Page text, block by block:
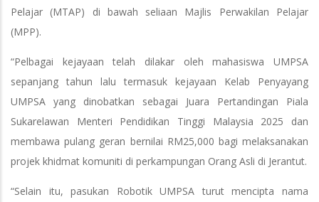
Pelajar (MTAP) di bawah seliaan Majlis Perwakilan Pelajar
(MPP).
“Pelbagai kejayaan telah dilakar oleh mahasiswa UMPSA
sepanjang tahun lalu termasuk kejayaan Kelab Penyayang
UMPSA yang dinobatkan sebagai Juara Pertandingan Piala
Sukarelawan Menteri Pendidikan Tinggi Malaysia 2025 dan
membawa pulang geran bernilai RM25,000 bagi melaksanakan
projek khidmat komuniti di perkampungan Orang Asli di Jerantut.
“Selain itu, pasukan Robotik UMPSA turut mencipta nama